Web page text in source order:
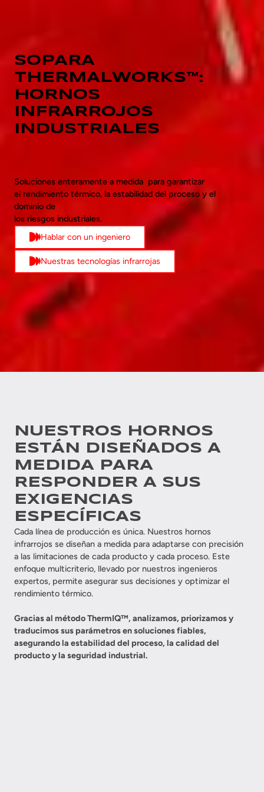
SOPARA
THERMALWORKS™:
HORNOS
INFRARROJOS
INDUSTRIALES
Soluciones enteramente a medida para garantizar
el rendimiento térmico, la estabilidad del proceso y el
dominio de
los riesgos industriales.
Hablar con un ingeniero
Nuestras tecnologías infrarrojas
NUESTROS HORNOS
ESTÁN DISEÑADOS A
MEDIDA PARA
RESPONDER A SUS
EXIGENCIAS
ESPECÍFICAS
Cada línea de producción es única. Nuestros hornos
infrarrojos se diseñan a medida para adaptarse con precisión
a las limitaciones de cada producto y cada proceso. Este
enfoque multicriterio, llevado por nuestros ingenieros
expertos, permite asegurar sus decisiones y optimizar el
rendimiento térmico.
Gracias al método ThermIQ™, analizamos, priorizamos y
traducimos sus parámetros en soluciones fiables,
asegurando la estabilidad del proceso, la calidad del
producto y la seguridad industrial.